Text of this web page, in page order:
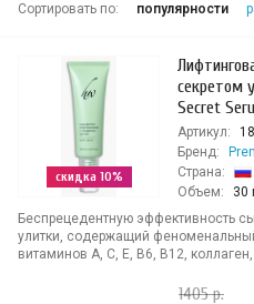
Сортировать по: популярности
скидка 10%
секретом
Secret
Артикул:
Бренд:
Страна:
Объем:
30
Беспрецедентную эффективность
улитки, содержащий
витаминов А, С, Е, В6, В12,
1405р.